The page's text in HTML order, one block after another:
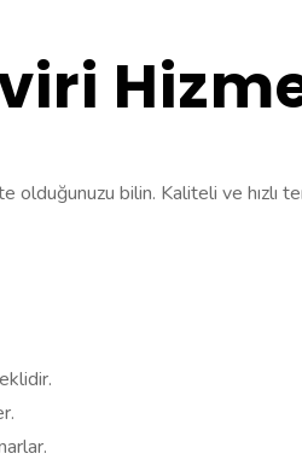
olduğunuzu bilin. Kaliteli ve hızlı